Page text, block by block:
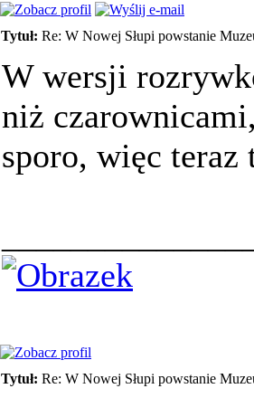
Tytuł: Re: W Nowej Słupi powstanie
W wersji
niż
sporo, więc
Tytuł: Re: W Nowej Słupi powstanie